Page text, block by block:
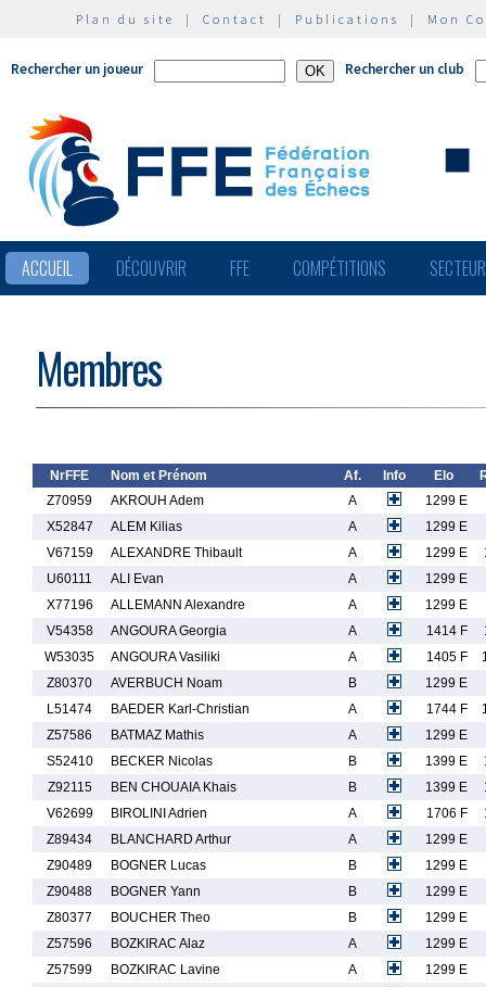
Plan du site | Contact | Publications | Mon
Rechercher un joueur Rechercher un club
ACCUEIL DÉCOUVRIR FFE COMPÉTITIONS
Membres
NrFFE Nom et Prénom Af. Info Elo
Z70959
AKROUH Adem A
1299 E
X52847
ALEM Kilias A
1299 E
V67159
ALEXANDRE Thibault A 1299 E
U60111
ALI Evan A
1299 E
X77196
ALLEMANN Alexandre A
1299 E
V54358
ANGOURA Georgia A 1414 F
W53035
ANGOURA Vasiliki A 1405 F
Z80370
AVERBUCH Noam B
1299 E
L51474
BAEDER Karl-Christian A 1744 F
Z57586
BATMAZ Mathis A
1299 E
S52410
BECKER Nicolas B 1399 E
Z92115
BEN CHOUAIA Khais B 1399 E
V62699
BIROLINI Adrien A 1706 F
Z89434
BLANCHARD Arthur A
1299 E
Z90489
BOGNER Lucas B
1299 E
Z90488
BOGNER Yann B
1299 E
Z80377
BOUCHER Theo B
1299 E
Z57596
BOZKIRAC Alaz A
1299 E
Z57599
BOZKIRAC Lavine A
1299 E